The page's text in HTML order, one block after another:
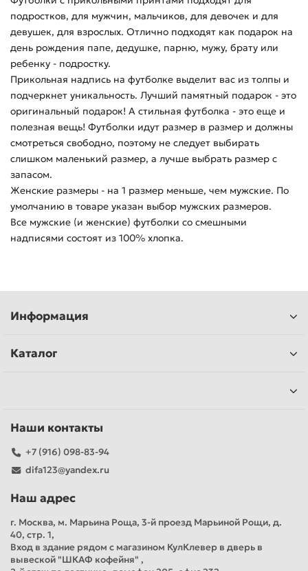
подростков, для мужчин, мальчиков, для девочек и для
девушек, для взрослых. Отлично подходят как подарок на
день рождения папе, дедушке, парню, мужу, брату или
ребенку - подростку.
Прикольная надпись на футболке выделит вас из толпы и
подчеркнет уникальность. Лучший памятный подарок - это
оригинальный подарок! А стильная футболка - это еще и
полезная вещь! Футболки идут размер в размер и должны
смотреться свободно, поэтому не следует выбирать
слишком маленький размер, а лучше выбрать размер с
запасом.
Женские размеры - на 1 размер меньше, чем мужские. По
умолчанию в товаре указан выбор мужских размеров.
Все мужские (и женские) футболки со смешными
надписями состоят из 100% хлопка.
Информация
Каталог
Наши контакты
+7 (916) 098-83-94
difa123@yandex.ru
Наш адрес
г. Москва, м. Марьина Роща, 3-й проезд Марьиной Рощи, д.
40, стр. 1,
Вход в здание рядом с магазином КулКлевер в дверь в
вывеской "ШКАФ кофейня" ,